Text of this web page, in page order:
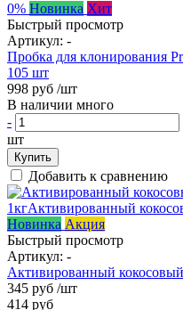
0% Новинка Хит
Быстрый просмотр
Артикул: -
Пробка для клонирования
105 шт
998 руб /шт
В наличии много
-
шт
Купить
Добавить к сравнению
Новинка Акция
Быстрый просмотр
Артикул: -
Активированный
345 руб /шт
414 руб